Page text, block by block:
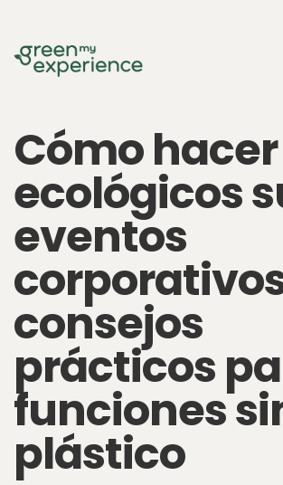
Cómo
ecológicos
eventos
consejos
prácticos
funciones
plástico